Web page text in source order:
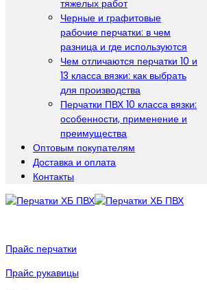
тяжелых работ
Черные и графитовые
рабочие перчатки: в чем
разница и где используются
Чем отличаются перчатки 10 и
13 класса вязки: как выбрать
для производства
Перчатки ПВХ 10 класса вязки:
особенности, применение и
преимущества
Оптовым покупателям
Доставка и оплата
Контакты
Прайс перчатки
Прайс рукавицы